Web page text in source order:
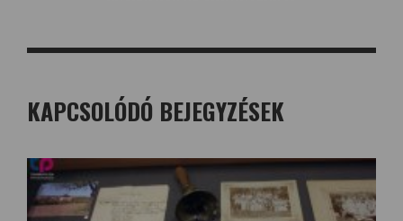
KAPCSOLÓDÓ BEJEGYZÉSEK